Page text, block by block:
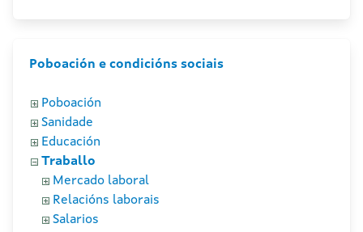
Poboación e condicións sociais
Poboación
Sanidade
Educación
Traballo
Mercado laboral
Relacións laborais
Salarios